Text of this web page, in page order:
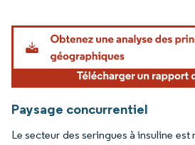
Image © Mordor Intelligence. La réutilisation
Paysage concurrentiel
Le secteur des seringues à insuline